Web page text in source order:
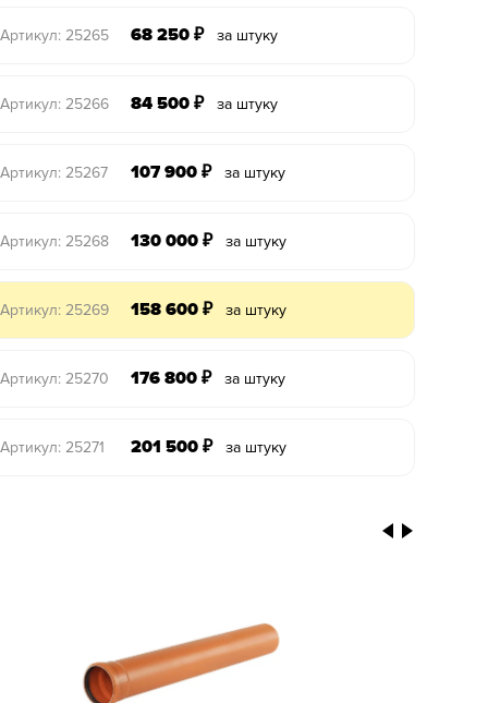
Артикул: 25265 68 250 ₽ за штуку
Артикул: 25266 84 500 ₽ за штуку
Артикул: 25267 107 900 ₽ за штуку
Артикул: 25268 130 000 ₽ за штуку
Артикул: 25269 158 600 ₽ за штуку
Артикул: 25270 176 800 ₽ за штуку
Артикул: 25271 201 500 ₽ за штуку